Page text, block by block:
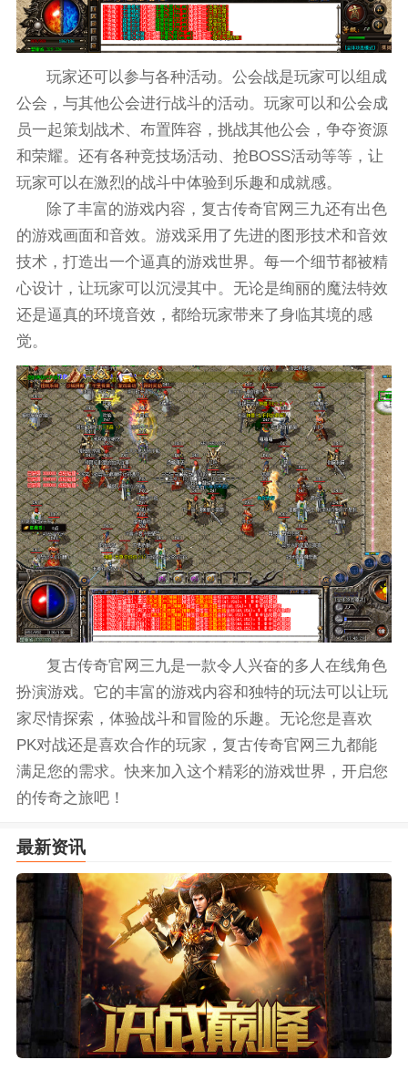
玩家还可以参与各种活动。公会战是玩家可以组成
公会，与其他公会进行战斗的活动。玩家可以和公会成
员一起策划战术、布置阵容，挑战其他公会，争夺资源
和荣耀。还有各种竞技场活动、抢BOSS活动等等，让
玩家可以在激烈的战斗中体验到乐趣和成就感。
除了丰富的游戏内容，复古传奇官网三九还有出色
的游戏画面和音效。游戏采用了先进的图形技术和音效
技术，打造出一个逼真的游戏世界。每一个细节都被精
心设计，让玩家可以沉浸其中。无论是绚丽的魔法特效
还是逼真的环境音效，都给玩家带来了身临其境的感
觉。
复古传奇官网三九是一款令人兴奋的多人在线角色
扮演游戏。它的丰富的游戏内容和独特的玩法可以让玩
家尽情探索，体验战斗和冒险的乐趣。无论您是喜欢
PK对战还是喜欢合作的玩家，复古传奇官网三九都能
满足您的需求。快来加入这个精彩的游戏世界，开启您
的传奇之旅吧！
最新资讯